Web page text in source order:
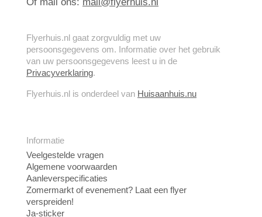
Flyerhuis.nl gaat zorgvuldig met uw
persoonsgegevens om. Informatie over het gebruik
van uw persoonsgegevens leest u in de
Privacyverklaring.
Flyerhuis.nl is onderdeel van Huisaanhuis.nu
Informatie
Veelgestelde vragen
Algemene voorwaarden
Aanleverspecificaties
Zomermarkt of evenement? Laat een flyer
verspreiden!
Ja-sticker